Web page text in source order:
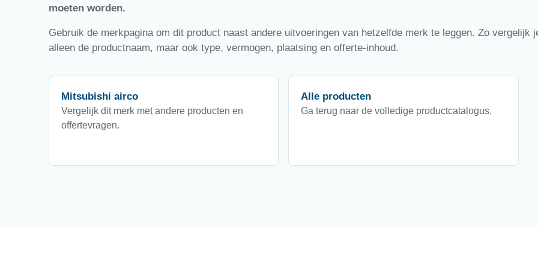
moeten worden.
Gebruik de merkpagina om dit product naast andere uitvoeringen van hetzelfde merk te leggen. Zo vergelijk
alleen de productnaam, maar ook type, vermogen, plaatsing en offerte-inhoud.
Mitsubishi airco
Vergelijk dit merk met andere producten en
offertevragen.
Alle producten
Ga terug naar de volledige productcatalogus.